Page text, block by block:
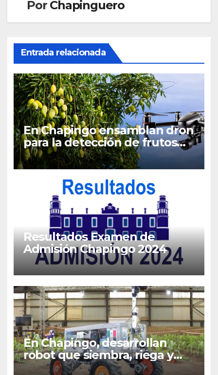
Por Chapinguero
Entrada relacionada
En Chapingo ensamblan dron
para la detección de frutos
maduros de mango
Resultados Examen de
Admisión Chapingo 2024
En Chapingo, desarrollan
robot que siembra, riega y
aplica fertilizantes